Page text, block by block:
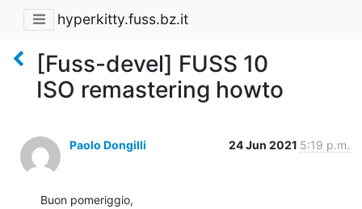
hyperkitty.fuss.bz.it
[Fuss-devel] FUSS 10
ISO remastering howto
Paolo Dongilli 24 Jun 2021 5:19 p.m.
Buon pomeriggio,